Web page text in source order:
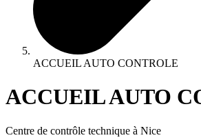
ACCUEIL AUTO CONTROLE
ACCUEIL AUTO
Centre de contrôle technique à Nice